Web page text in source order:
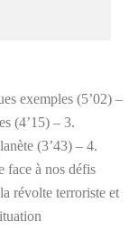
exemples (5’02) –
(4’15) – 3.
(3’43) – 4.
face à nos défis
révolte terroriste et